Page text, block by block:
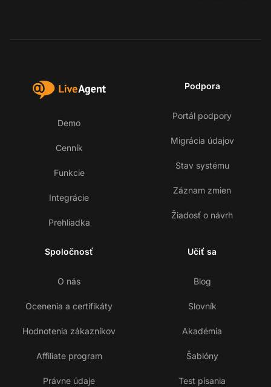
Demo
Cenník
Funkcie
Integrácie
Prehliadka
Podpora
Portál podpory
Migrácia údajov
Stav systému
Záznam zmien
Žiadosť o návrh
Spoločnosť
O nás
Ocenenia a certifikáty
Hodnotenia zákazníkov
Affiliate program
Právne údaje
Učiť sa
Blog
Slovník
Akadémia
Šablóny
Test písania